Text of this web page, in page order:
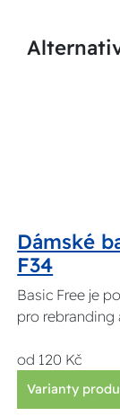
Dámské
F34
Basic Free je
pro
od 120 Kč
Varianty